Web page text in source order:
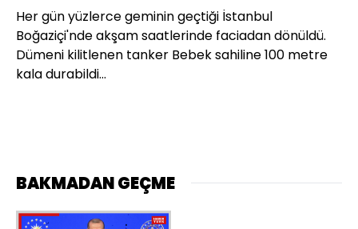
Her gün yüzlerce geminin geçtiği İstanbul
Boğaziçi'nde akşam saatlerinde faciadan dönüldü.
Dümeni kilitlenen tanker Bebek sahiline 100 metre
kala durabildi...
BAKMADAN GEÇME